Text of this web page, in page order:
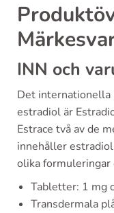
INN och
Det internationella
estradiol är
Estrace två av de
innehåller
olika formuleringar
Tabletter: 1 mg
Transdermala